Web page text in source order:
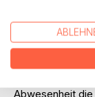
sehr schnell
abzuwenden
Mentalist
worauf Miguel
Abwesenheit die